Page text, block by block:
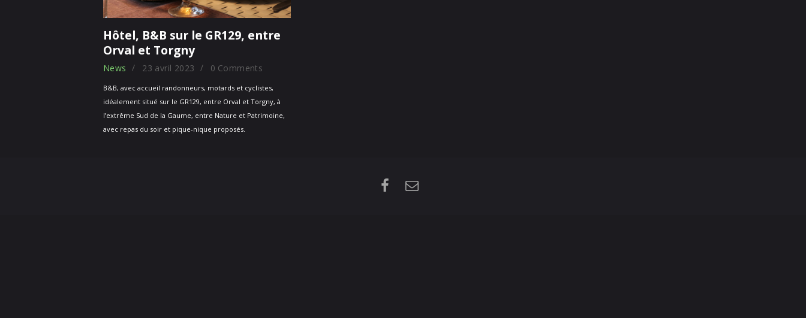
Hôtel, B&B sur le GR129, entre
Orval et Torgny
News 23 avril 2023 0 Comments
B&B, avec accueil randonneurs, motards et cyclistes,
idéalement situé sur le GR129, entre Orval et Torgny, à
l’extrême Sud de la Gaume, entre Nature et Patrimoine,
avec repas du soir et pique-nique proposés.